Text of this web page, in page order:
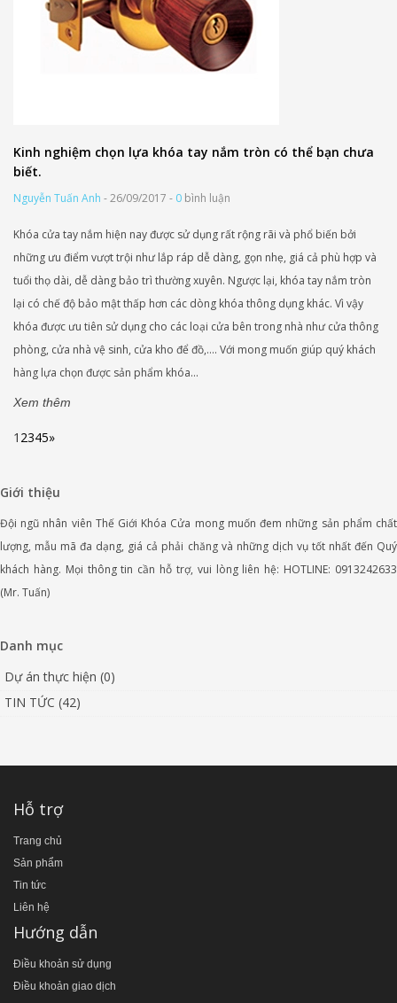
Kinh nghiệm chọn lựa khóa tay nắm tròn có thể bạn chưa
biết.
Nguyễn Tuấn Anh - 26/09/2017 - 0 bình luận
Khóa cửa tay nắm hiện nay được sử dụng rất rộng rãi và phổ biến bởi
những ưu điểm vượt trội như lắp ráp dễ dàng, gọn nhẹ, giá cả phù hợp và
tuổi thọ dài, dễ dàng bảo trì thường xuyên. Ngược lại, khóa tay nắm tròn
lại có chế độ bảo mật thấp hơn các dòng khóa thông dụng khác. Vì vậy
khóa được ưu tiên sử dụng cho các loại cửa bên trong nhà như cửa thông
phòng, cửa nhà vệ sinh, cửa kho để đồ,…. Với mong muốn giúp quý khách
hàng lựa chọn được sản phẩm khóa...
Xem thêm
1 2345»
Giới thiệu
Đội ngũ nhân viên Thế Giới Khóa Cửa mong muốn đem những sản phẩm chất
lượng, mẫu mã đa dạng, giá cả phải chăng và những dịch vụ tốt nhất đến Quý
khách hàng. Mọi thông tin cần hỗ trợ, vui lòng liên hệ: HOTLINE: 0913242633
(Mr. Tuấn)
Danh mục
Dự án thực hiện (0)
TIN TỨC (42)
Hỗ trợ
Trang chủ
Sản phẩm
Tin tức
Liên hệ
Hướng dẫn
Điều khoản sử dụng
Điều khoản giao dịch